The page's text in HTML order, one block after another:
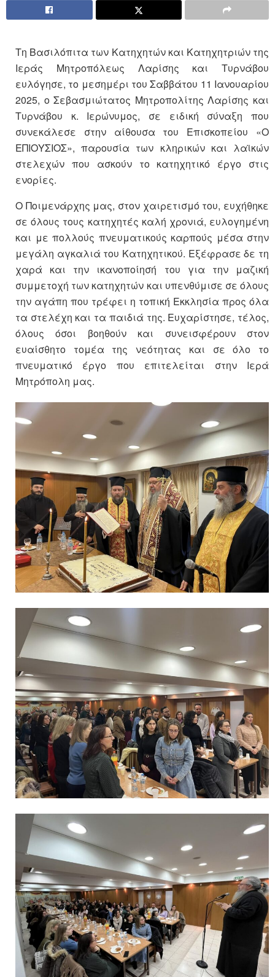
Τη Βασιλόπιτα των Κατηχητών και Κατηχητριών της
Ιεράς Μητροπόλεως Λαρίσης και Τυρνάβου
ευλόγησε, το μεσημέρι του Σαββάτου 11 Ιανουαρίου
2025, ο Σεβασμιώτατος Μητροπολίτης Λαρίσης και
Τυρνάβου κ. Ιερώνυμος, σε ειδική σύναξη που
συνεκάλεσε στην αίθουσα του Επισκοπείου «Ο
ΕΠΙΟΥΣΙΟΣ», παρουσία των κληρικών και λαϊκών
στελεχών που ασκούν το κατηχητικό έργο στις
ενορίες.
Ο Ποιμενάρχης μας, στον χαιρετισμό του, ευχήθηκε
σε όλους τους κατηχητές καλή χρονιά, ευλογημένη
και με πολλούς πνευματικούς καρπούς μέσα στην
μεγάλη αγκαλιά του Κατηχητικού. Εξέφρασε δε τη
χαρά και την ικανοποίησή του για την μαζική
συμμετοχή των κατηχητών και υπενθύμισε σε όλους
την αγάπη που τρέφει η τοπική Εκκλησία προς όλα
τα στελέχη και τα παιδιά της. Ευχαρίστησε, τέλος,
όλους όσοι βοηθούν και συνεισφέρουν στον
ευαίσθητο τομέα της νεότητας και σε όλο το
πνευματικό έργο που επιτελείται στην Ιερά
Μητρόπολη μας.